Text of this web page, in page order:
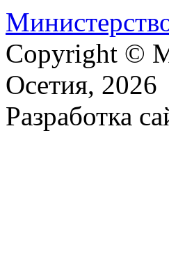
Copyright ©
Осетия, 2026
Разработка